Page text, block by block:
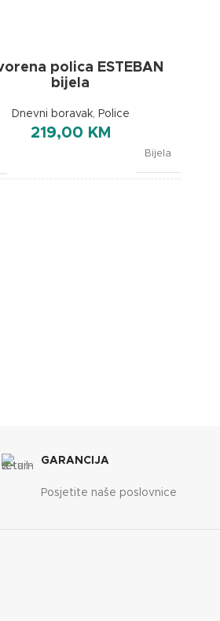
polica ESTEBAN
bijela
Dnevni boravak, Police
219,00 KM
Bijela
GARANCIJA
Posjetite naše poslovnice